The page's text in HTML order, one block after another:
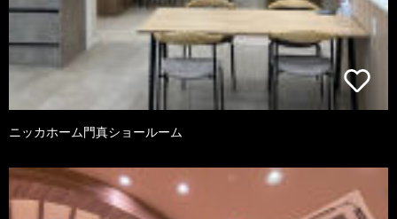
ニッカホーム門真ショールーム